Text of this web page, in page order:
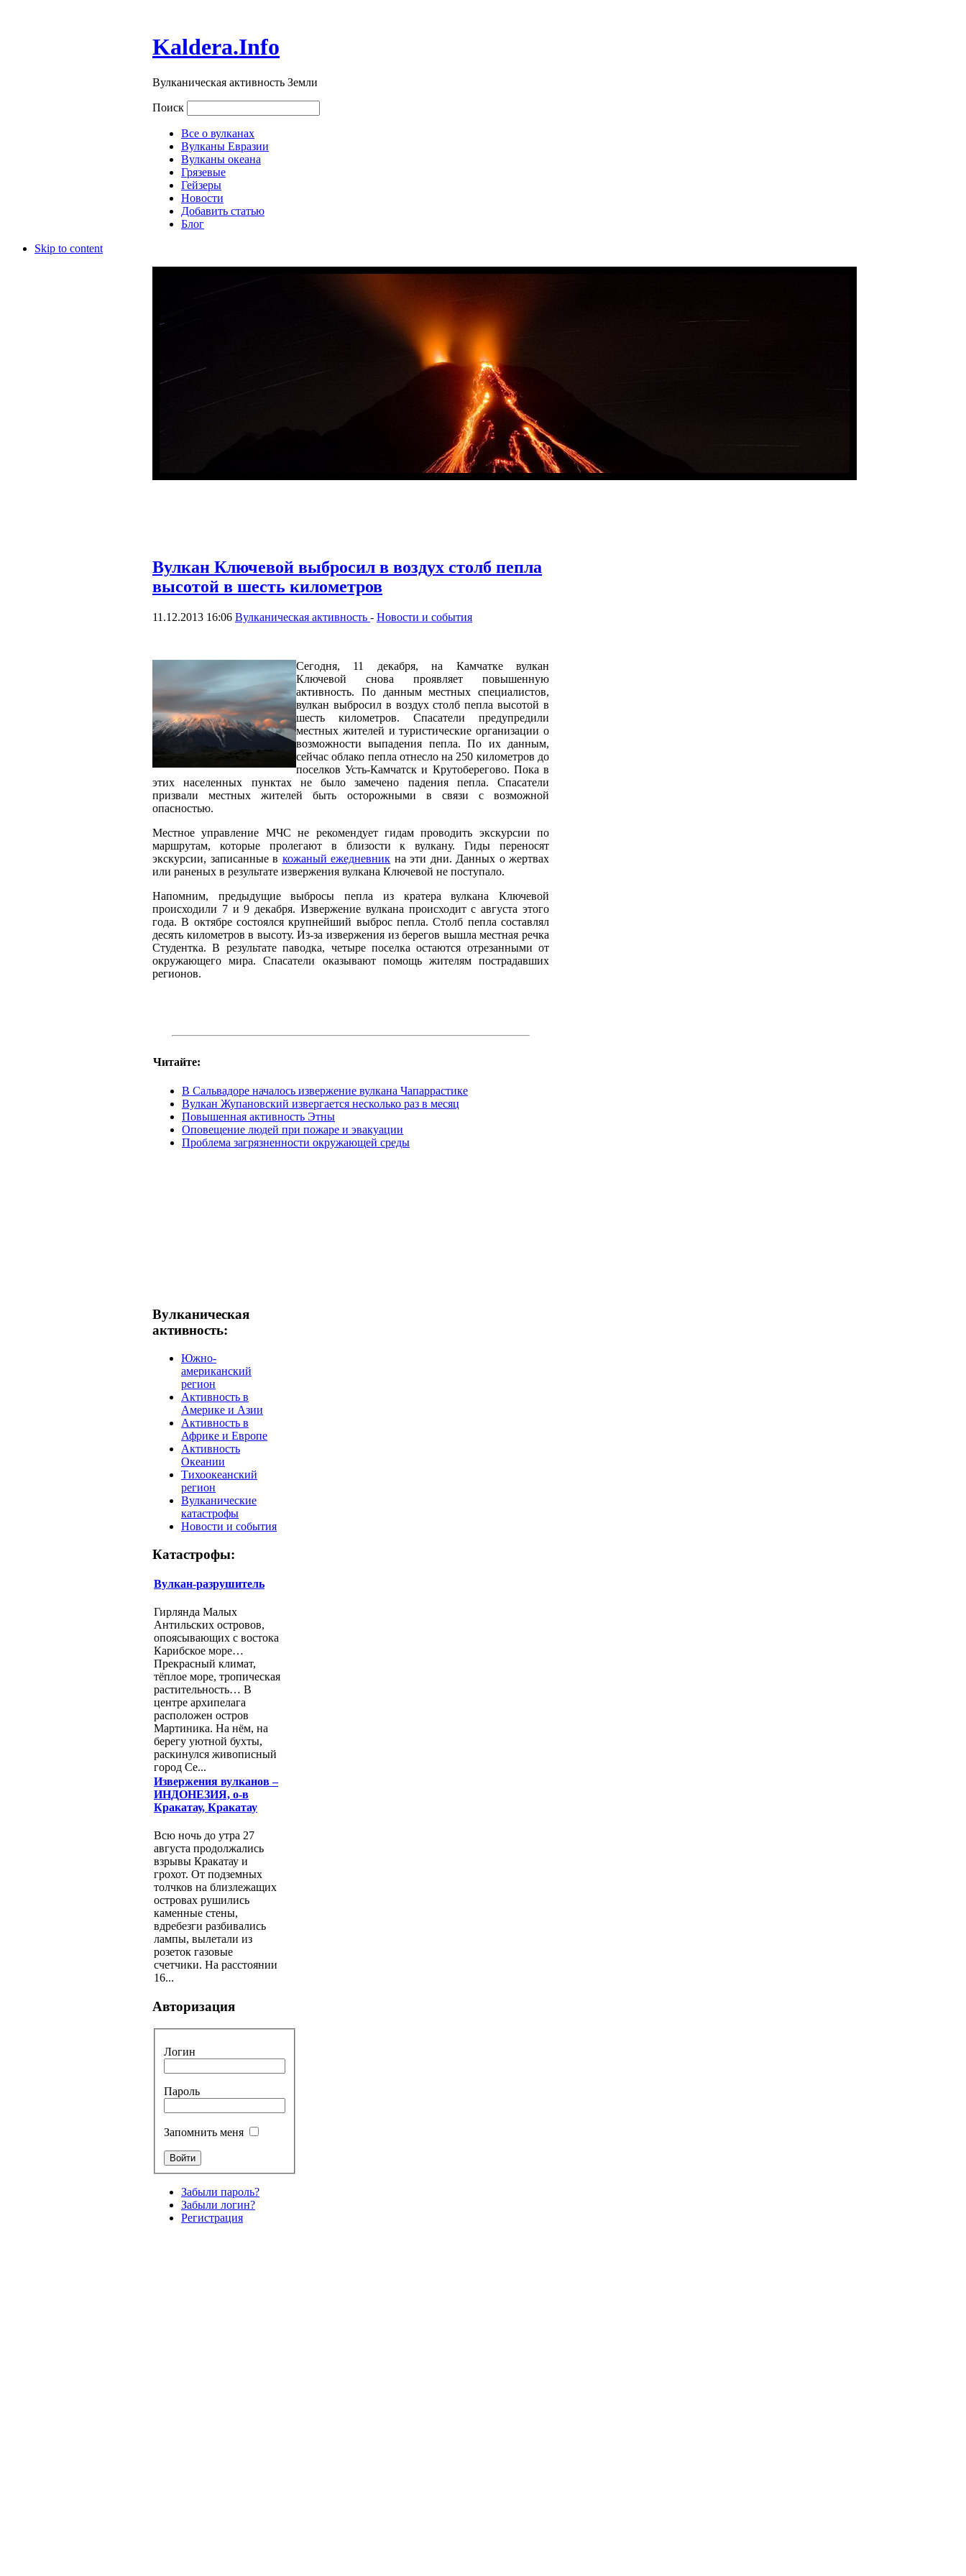
Kaldera.Info
Вулканическая активность Земли
Поиск
Все о вулканах
Вулканы Евразии
Вулканы океана
Грязевые
Гейзеры
Новости
Добавить статью
Блог
Skip to content
Вулкан Ключевой выбросил в воздух столб пепла
высотой в шесть километров
11.12.2013 16:06 Вулканическая активность - Новости и события
Сегодня, 11 декабря, на Камчатке вулкан
Ключевой снова проявляет повышенную
активность. По данным местных специалистов,
вулкан выбросил в воздух столб пепла высотой в
шесть километров. Спасатели предупредили
местных жителей и туристические организации о
возможности выпадения пепла. По их данным,
сейчас облако пепла отнесло на 250 километров до
поселков Усть-Камчатск и Крутоберегово. Пока в
этих населенных пунктах не было замечено паденияпепла. Спасатели
призвали местных жителей быть осторожными в связи с возможной
опасностью.
Местное управление МЧС не рекомендует гидам проводить экскурсии по
маршрутам, которые пролегают в близости к вулкану. Гиды переносят
экскурсии, записанные в кожаный ежедневник на эти дни. Данных о жертвах
или раненых в результате извержения вулкана Ключевой не поступало.
Напомним, предыдущие выбросы пепла из кратера вулкана Ключевой
происходили 7 и 9 декабря. Извержение вулкана происходит с августа этого
года. В октябре состоялся крупнейший выброс пепла. Столб пепла составлял
десять километров в высоту. Из-за извержения из берегов вышла местная речка
Студентка. В результате паводка, четыре поселка остаются отрезанными от
окружающего мира. Спасатели оказывают помощь жителям пострадавших
регионов.
Читайте:
В Сальвадоре началось извержение вулкана Чапаррастике
Вулкан Жупановский извергается несколько раз в месяц
Повышенная активность Этны
Оповещение людей при пожаре и эвакуации
Проблема загрязненности окружающей среды
Вулканическая
активность:
Южно-
американский
регион
Активность в
Америке и Азии
Активность в
Африке и Европе
Активность
Океании
Тихоокеанский
регион
Вулканические
катастрофы
Новости и события
Катастрофы:
Вулкан-разрушитель
Гирлянда Малых
Антильских островов,
опоясывающих с востока
Карибское море…
Прекрасный климат,
тёплое море, тропическая
растительность… В
центре архипелага
расположен остров
Мартиника. На нём, на
берегу уютной бухты,
раскинулся живописный
город Се...
Извержения вулканов –
ИНДОНЕЗИЯ, о-в
Кракатау, Кракатау
Всю ночь до утра 27
августа продолжались
взрывы Кракатау и
грохот. От подземных
толчков на близлежащих
островах рушились
каменные стены,
вдребезги разбивались
лампы, вылетали из
розеток газовые
счетчики. На расстоянии
16...
Авторизация
Логин
Пароль
Запомнить меня
Забыли пароль?
Забыли логин?
Регистрация